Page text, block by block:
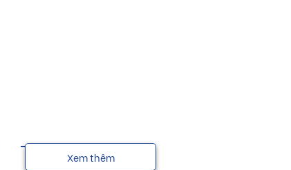
Xem thêm